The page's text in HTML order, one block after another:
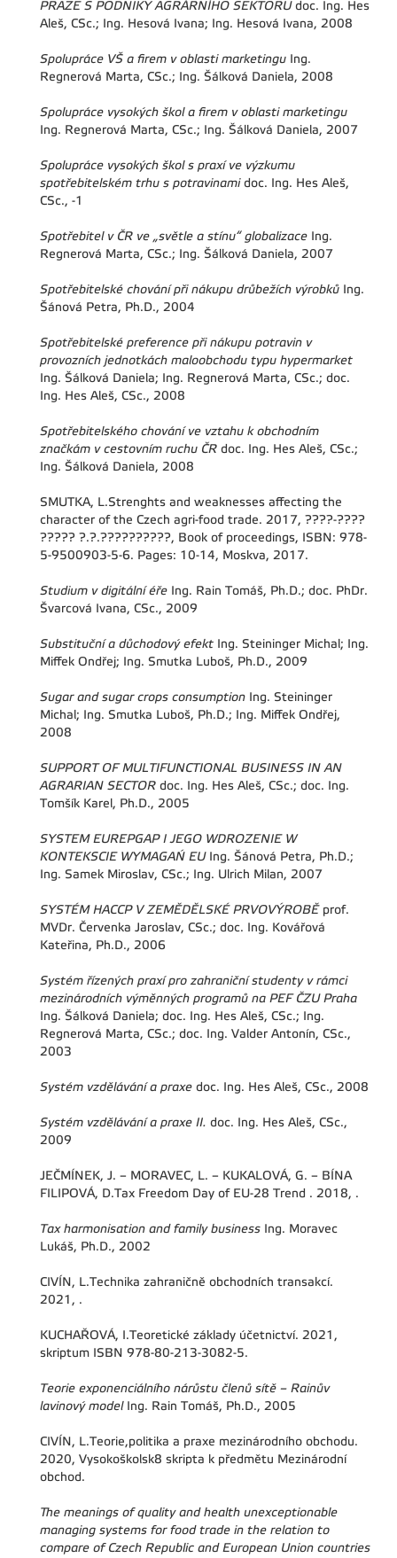
PRAZE S PODNIKY AGRÁRNÍHO SEKTORUdoc. Ing. Hes
Aleš, CSc.; Ing. Hesová Ivana; Ing. Hesová Ivana, 2008
Spolupráce VŠ a firem v oblasti marketingu Ing.
Regnerová Marta, CSc.; Ing. Šálková Daniela, 2008
Spolupráce vysokých škol a firem v oblasti marketingu
Ing. Regnerová Marta, CSc.; Ing. Šálková Daniela, 2007
Spolupráce vysokých škol s praxí ve výzkumu
spotřebitelském trhu s potravinamidoc. Ing. Hes Aleš,
CSc., -1
Spotřebitel v ČR ve „světle a stínu“ globalizace Ing.
Regnerová Marta, CSc.; Ing. Šálková Daniela, 2007
Spotřebitelské chování při nákupu drůbežích výrobků Ing.
Šánová Petra, Ph.D., 2004
Spotřebitelské preference při nákupu potravin v
provozních jednotkách maloobchodu typu hypermarket
Ing. Šálková Daniela; Ing. Regnerová Marta, CSc.; doc.
Ing. Hes Aleš, CSc., 2008
Spotřebitelského chování ve vztahu k obchodním
značkám v cestovním ruchu ČR doc. Ing. Hes Aleš, CSc.;
Ing. Šálková Daniela, 2008
SMUTKA, L.Strenghts and weaknesses affecting the
character of the Czech agri-food trade. 2017, ????-????
????? ?.?.??????????, Book of proceedings, ISBN: 978-
5-9500903-5-6. Pages: 10-14, Moskva, 2017.
Studium v digitální éře Ing. Rain Tomáš, Ph.D.; doc. PhDr.
Švarcová Ivana, CSc., 2009
Substituční a důchodový efekt Ing. Steininger Michal; Ing.
Miffek Ondřej; Ing. Smutka Luboš, Ph.D., 2009
Sugar and sugar crops consumption Ing. Steininger
Michal; Ing. Smutka Luboš, Ph.D.; Ing. Miffek Ondřej,
2008
SUPPORT OF MULTIFUNCTIONAL BUSINESS IN AN
AGRARIAN SECTOR doc. Ing. Hes Aleš, CSc.; doc. Ing.
Tomšík Karel, Ph.D., 2005
SYSTEM EUREPGAP I JEGO WDROZENIE W
KONTEKSCIE WYMAGAŃ EUIng. Šánová Petra, Ph.D.;
Ing. Samek Miroslav, CSc.; Ing. Ulrich Milan, 2007
SYSTÉM HACCP V ZEMĚDĚLSKÉ PRVOVÝROBĚprof.
MVDr. Červenka Jaroslav, CSc.; doc. Ing. Kovářová
Kateřina, Ph.D., 2006
Systém řízených praxí pro zahraniční studenty v rámci
mezinárodních výměnných programů na PEF ČZU Praha
Ing. Šálková Daniela; doc. Ing. Hes Aleš, CSc.; Ing.
Regnerová Marta, CSc.; doc. Ing. Valder Antonín, CSc.,
2003
Systém vzdělávání a praxe doc. Ing. Hes Aleš, CSc., 2008
Systém vzdělávání a praxe II. doc. Ing. Hes Aleš, CSc.,
2009
JEČMÍNEK, J. – MORAVEC, L. – KUKALOVÁ, G. – BÍNA
FILIPOVÁ, D.Tax Freedom Day of EU-28 Trend . 2018, .
Tax harmonisation and family business Ing. Moravec
Lukáš, Ph.D., 2002
CIVÍN, L.Technika zahraničně obchodních transakcí.
2021, .
KUCHAŘOVÁ, I.Teoretické základy účetnictví. 2021,
skriptum ISBN 978-80-213-3082-5.
Teorie exponenciálního nárůstu členů sítě – Rainův
lavinový modelIng. Rain Tomáš, Ph.D., 2005
CIVÍN, L.Teorie,politika a praxe mezinárodního obchodu.
2020, Vysokoškolsk8 skripta k předmětu Mezinárodní
obchod.
The meanings of quality and health unexceptionable
managing systems for food trade in the relation to
compare of Czech Republic and European Union countries